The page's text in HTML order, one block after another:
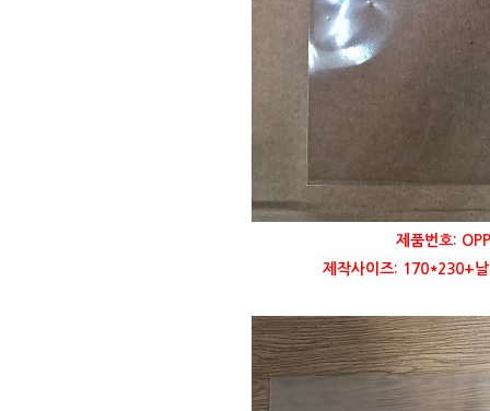
제품번호:
제작사이즈: 170*230+